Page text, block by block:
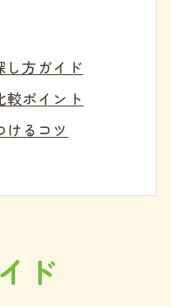
し方ガイド
較ポイント
るコツ
ル選び
集め方
較ポイント
の選び方
ド